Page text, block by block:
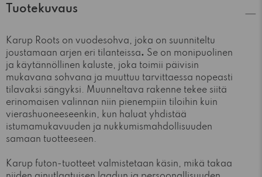
Tuotekuvaus
Karup Roots on vuodesohva, joka on suunniteltu
joustamaan arjen eri tilanteissa. Se on monipuolinen
ja käytännöllinen kaluste, joka toimii päivisin
mukavana sohvana ja muuttuu tarvittaessa nopeasti
tilavaksi sängyksi. Muunneltava rakenne tekee siitä
erinomaisen valinnan niin pienempiin tiloihin kuin
vierashuoneeseenkin, kun haluat yhdistää
istumamukavuuden ja nukkumismahdollisuuden
samaan tuotteeseen.
Karup futon-tuotteet valmistetaan käsin, mikä takaa